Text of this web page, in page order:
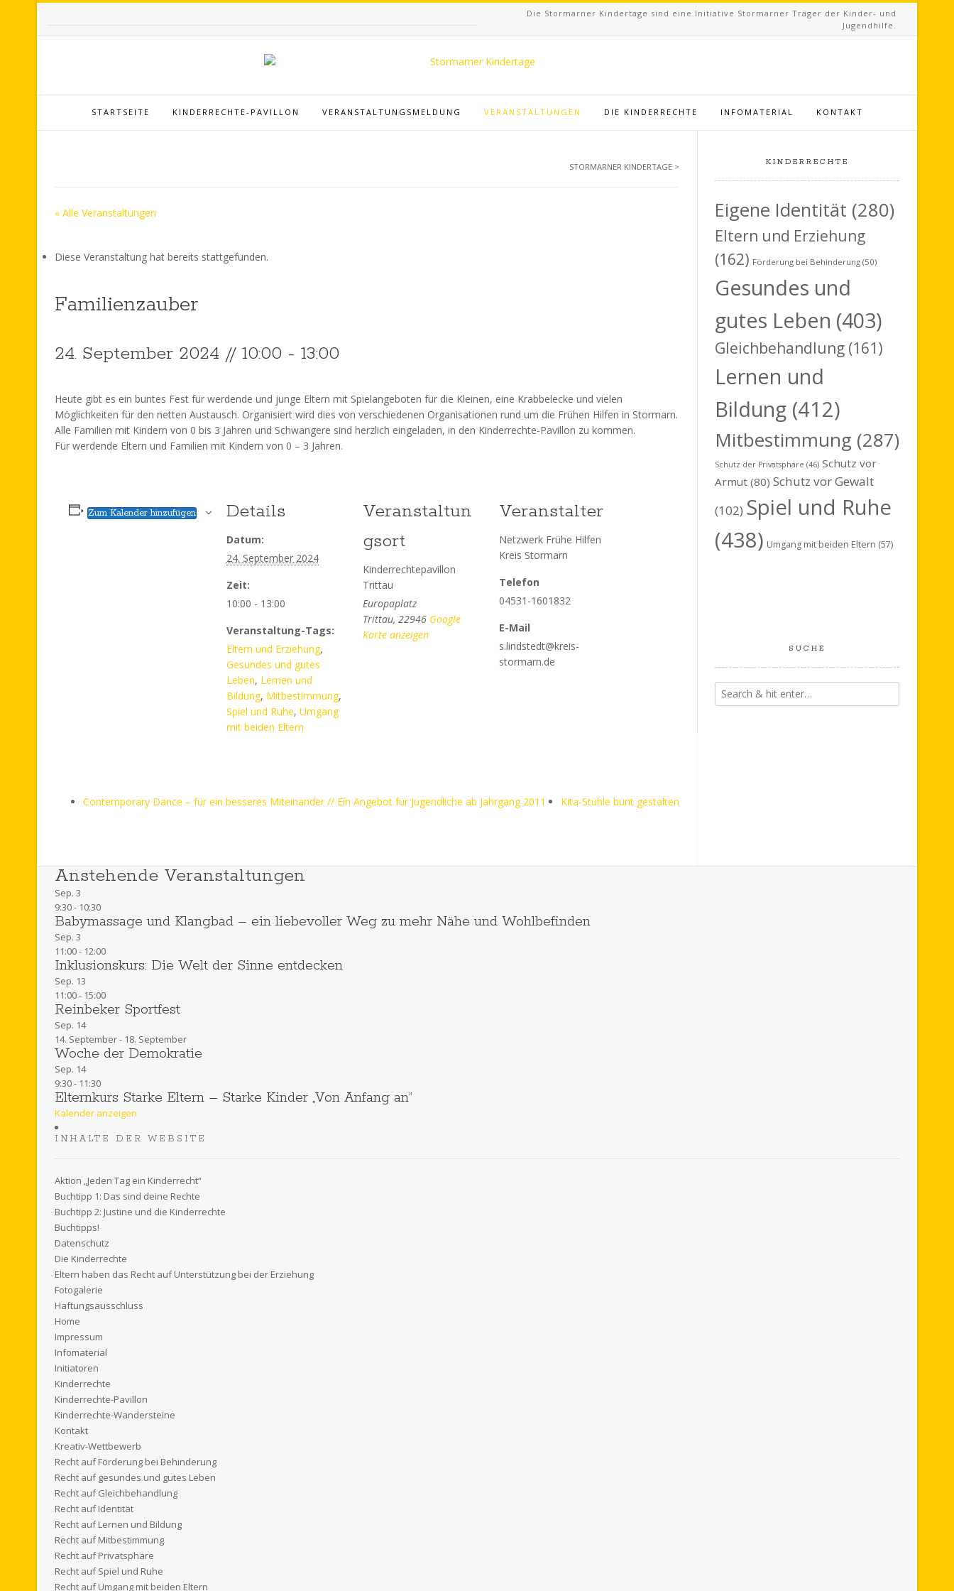
Die Stormarner Kindertage sind eine Initiative Stormarner Träger der Kinder- und
Jugendhilfe.
STARTSEITE KINDERRECHTE-PAVILLON VERANSTALTUNGSMELDUNG VERANSTALTUNGEN DIE KINDERRECHTE INFOMATERIAL KONTAKT
STORMARNER KINDERTAGE >
« Alle Veranstaltungen
Diese Veranstaltung hat bereits stattgefunden.
Familienzauber
24. September 2024 // 10:00 - 13:00
Heute gibt es ein buntes Fest für werdende und junge Eltern mit Spielangeboten für die Kleinen, eine Krabbelecke und vielen
Möglichkeiten für den netten Austausch. Organisiert wird dies von verschiedenen Organisationen rund um die Frühen Hilfen in Stormarn.
Alle Familien mit Kindern von 0 bis 3 Jahren und Schwangere sind herzlich eingeladen, in den Kinderrechte-Pavillon zu kommen.
Für werdende Eltern und Familien mit Kindern von 0 – 3 Jahren.
Zum Kalender hinzufügen Details
Datum:
24. September 2024
Zeit:
10:00 - 13:00
Veranstaltung-Tags:
Eltern und Erziehung,
Gesundes und gutes
Leben, Lernen und
Bildung, Mitbestimmung,
Spiel und Ruhe, Umgang
mit beiden Eltern
Veranstaltun
gsort
Kinderrechtepavillon
Trittau
Europaplatz
Trittau, 22946 Google
Karte anzeigen
Veranstalter
Netzwerk Frühe Hilfen
Kreis Stormarn
Telefon
04531-1601832
E-Mail
s.lindstedt@kreis-
stormarn.de
Contemporary Dance – für ein besseres Miteinander // Ein Angebot für Jugendliche ab Jahrgang 2011 Kita-Stühle bunt gestalten
KINDERRECHTE
Eigene Identität (280)
Eltern und Erziehung
(162) Förderung bei Behinderung (50)
Gesundes und
gutes Leben (403)
Gleichbehandlung (161)
Lernen und
Bildung (412)
Mitbestimmung (287)
Schutz der Privatsphäre (46) Schutz vor
Armut (80) Schutz vor Gewalt
(102) Spiel und Ruhe
(438) Umgang mit beiden Eltern (57)
SUCHE
Anstehende Veranstaltungen
Sep. 3
9:30- 10:30
Babymassage und Klangbad – ein liebevoller Weg zu mehr Nähe und Wohlbefinden
Sep. 3
11:00- 12:00
Inklusionskurs: Die Welt der Sinne entdecken
Sep. 13
11:00- 15:00
Reinbeker Sportfest
Sep. 14
14. September- 18. September
Woche der Demokratie
Sep. 14
9:30- 11:30
Elternkurs Starke Eltern – Starke Kinder „Von Anfang an“
Kalender anzeigen
INHALTE DER WEBSITE
Aktion „Jeden Tag ein Kinderrecht“
Buchtipp 1: Das sind deine Rechte
Buchtipp 2: Justine und die Kinderrechte
Buchtipps!
Datenschutz
Die Kinderrechte
Eltern haben das Recht auf Unterstützung bei der Erziehung
Fotogalerie
Haftungsausschluss
Home
Impressum
Infomaterial
Initiatoren
Kinderrechte
Kinderrechte-Pavillon
Kinderrechte-Wandersteine
Kontakt
Kreativ-Wettbewerb
Recht auf Förderung bei Behinderung
Recht auf gesundes und gutes Leben
Recht auf Gleichbehandlung
Recht auf Identität
Recht auf Lernen und Bildung
Recht auf Mitbestimmung
Recht auf Privatsphäre
Recht auf Spiel und Ruhe
Recht auf Umgang mit beiden Eltern